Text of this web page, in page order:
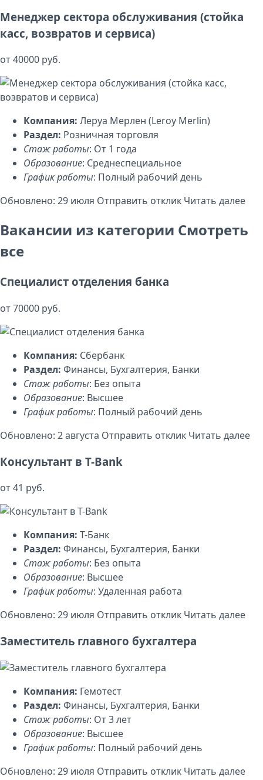
Менеджер сектора обслуживания (стойка
касс, возвратов и сервиса)
от 40000 руб.
Компания: Леруа Мерлен (Leroy Merlin)
Раздел: Розничная торговля
Стаж работы: От 1 года
Образование: Среднеспециальное
График работы: Полный рабочий день
Обновлено: 29 июля Отправить отклик Читать далее
Вакансии из категории Смотреть
все
Специалист отделения банка
от 70000 руб.
Компания: Сбербанк
Раздел: Финансы, Бухгалтерия, Банки
Стаж работы: Без опыта
Образование: Высшее
График работы: Полный рабочий день
Обновлено: 2 августа Отправить отклик Читать далее
Консультант в T-Bank
от 41 руб.
Компания: Т-Банк
Раздел: Финансы, Бухгалтерия, Банки
Стаж работы: Без опыта
Образование: Высшее
График работы: Удаленная работа
Обновлено: 29 июля Отправить отклик Читать далее
Заместитель главного бухгалтера
Компания: Гемотест
Раздел: Финансы, Бухгалтерия, Банки
Стаж работы: От 3 лет
Образование: Высшее
График работы: Полный рабочий день
Обновлено: 29 июля Отправить отклик Читать далее